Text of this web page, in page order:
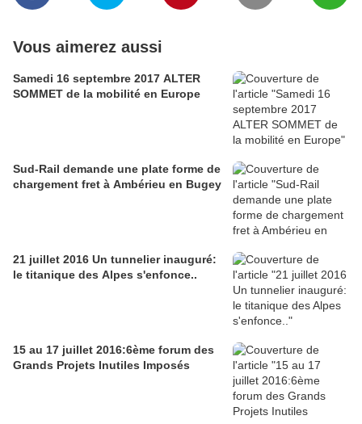
Vous aimerez aussi
Samedi 16 septembre 2017 ALTER
SOMMET de la mobilité en Europe
Sud-Rail demande une plate forme de
chargement fret à Ambérieu en Bugey
21 juillet 2016 Un tunnelier inauguré:
le titanique des Alpes s'enfonce..
15 au 17 juillet 2016:6ème forum des
Grands Projets Inutiles Imposés